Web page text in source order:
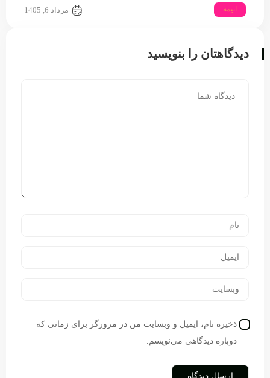
انیمه مرداد 6, 1405
دیدگاهتان را بنویسید
ذخیره نام، ایمیل و وبسایت من در مرورگر برای زمانی که
دوباره دیدگاهی می‌نویسم.